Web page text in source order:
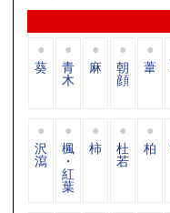
葵 青
木
麻 朝
顔
葦
沢
瀉
楓
・
紅
葉
柿 杜
若
柏